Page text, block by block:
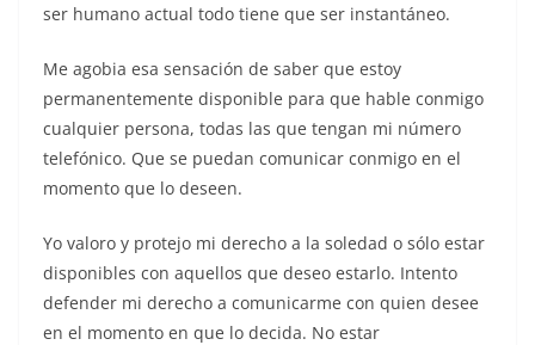
ser humano actual todo tiene que ser instantáneo.
Me agobia esa sensación de saber que estoy
permanentemente disponible para que hable conmigo
cualquier persona, todas las que tengan mi número
telefónico. Que se puedan comunicar conmigo en el
momento que lo deseen.
Yo valoro y protejo mi derecho a la soledad o sólo estar
disponibles con aquellos que deseo estarlo. Intento
defender mi derecho a comunicarme con quien desee
en el momento en que lo decida. No estar